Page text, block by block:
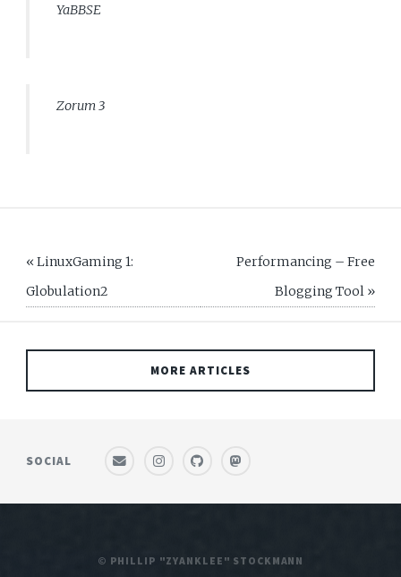
YaBBSE
Zorum 3
« LinuxGaming 1:
Globulation2
Performancing – Free
Blogging Tool »
MORE ARTICLES
SOCIAL
© PHILLIP "ZYANKLEE" STOCKMANN